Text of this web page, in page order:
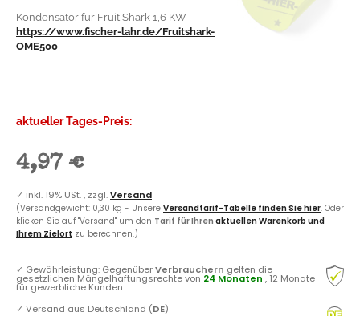
Kondensator für Fruit Shark 1,6 KW
https://www.fischer-lahr.de/Fruitshark-
OME500
aktueller Tages-Preis:
4,97 €
✓ inkl. 19% USt. , zzgl.Versand
(Versandgewicht: 0,30 kg - Unsere Versandtarif-Tabelle finden Sie hier. Oder
klicken Sie auf "Versand" um den Tarif für Ihren aktuellen Warenkorb und
Ihrem Zielort zu berechnen.)
✓ Gewährleistung: GegenüberVerbrauchern gelten die
gesetzlichen Mängelhaftungsrechte von 24 Monaten , 12 Monate
für gewerbliche Kunden.
✓ Versand aus Deutschland (DE)